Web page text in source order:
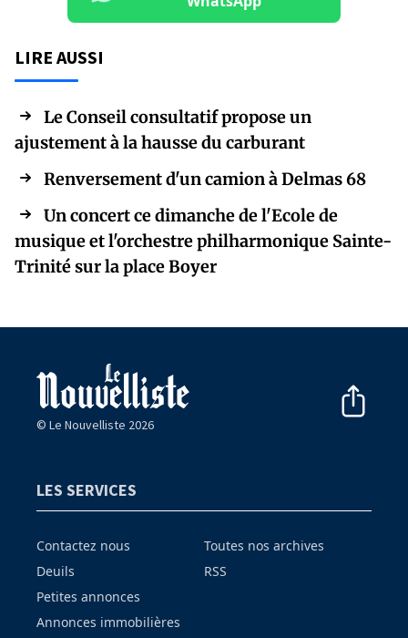
LIRE AUSSI
Le Conseil consultatif propose un
ajustement à la hausse du carburant
Renversement d'un camion à Delmas 68
Un concert ce dimanche de l'Ecole de
musique et l'orchestre philharmonique Sainte-
Trinité sur la place Boyer
© Le Nouvelliste 2026
LES SERVICES
Contactez nous
Deuils
Petites annonces
Annonces immobilières
Toutes nos archives
RSS